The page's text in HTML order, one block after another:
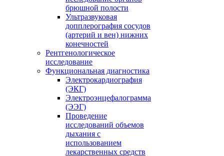
брюшной полости
Ультразвуковая
допплерография сосудов
(артерий и вен) нижних
конечностей
Рентгенологическое
исследование
Функциональная диагностика
Электрокардиография
(ЭКГ)
Электроэнцефалограмма
(ЭЭГ)
Проведение
исследований объемов
дыхания с
использованием
лекарственных средств